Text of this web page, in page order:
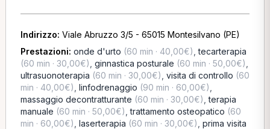
Indirizzo: Viale Abruzzo 3/5 - 65015 Montesilvano (PE)
Prestazioni: onde d'urto (60 min · 40,00€) ,tecarterapia
(60 min · 30,00€) ginnastica posturale (60 min · 50,00€)
ultrasuonoterapia (60 min · 30,00€) visita di controllo (60
min · 40,00€) linfodrenaggio (90 min · 60,00€)
massaggio decontratturante (60 min · 30,00€) ,terapia
manuale (60 min · 50,00€) ,trattamento osteopatico (60
min · 60,00€) laserterapia (60 min · 30,00€) prima visita